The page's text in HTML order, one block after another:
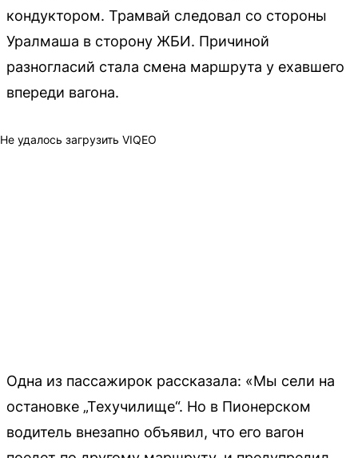
кондуктором. Трамвай следовал со стороны
Уралмаша в сторону ЖБИ. Причиной
разногласий стала смена маршрута у ехавшего
впереди вагона.
Не удалось загрузить VIQEO
Одна из пассажирок рассказала: «Мы сели на
остановке „Техучилище“. Но в Пионерском
водитель внезапно объявил, что его вагон